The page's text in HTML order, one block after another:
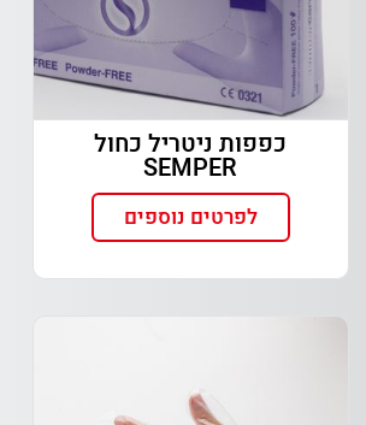
כפפות ניטריל כחול
SEMPER
לפרטים נוספים